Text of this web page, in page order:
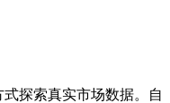
探索真实市场数据。自